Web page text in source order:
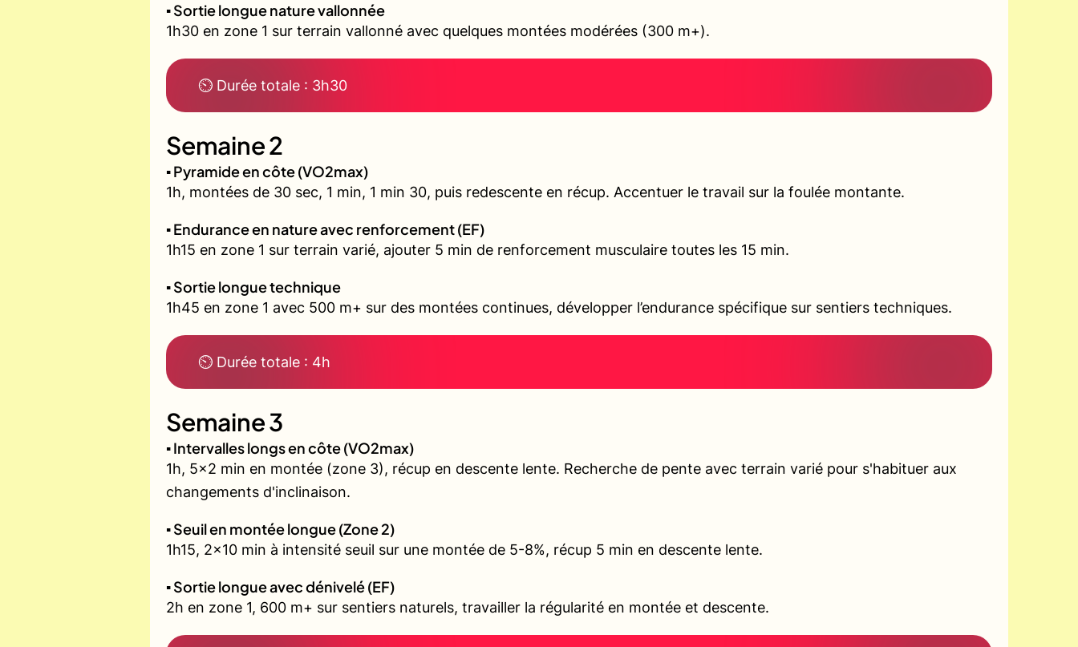
▪️ Sortie longue nature vallonnée
1h30 en zone 1 sur terrain vallonné avec quelques montées modérées (300 m+).
⏲ Durée totale : 3h30
Semaine 2
▪️ Pyramide en côte (VO2max)
1h, montées de 30 sec, 1 min, 1 min 30, puis redescente en récup. Accentuer le travail sur la foulée montante.
▪️ Endurance en nature avec renforcement (EF)
1h15 en zone 1 sur terrain varié, ajouter 5 min de renforcement musculaire toutes les 15 min.
▪️ Sortie longue technique
1h45 en zone 1 avec 500 m+ sur des montées continues, développer l’endurance spécifique sur sentiers techniques.
⏲ Durée totale : 4h
Semaine 3
▪️ Intervalles longs en côte (VO2max)
1h, 5x2 min en montée (zone 3), récup en descente lente. Recherche de pente avec terrain varié pour s'habituer aux
changements d'inclinaison.
▪️ Seuil en montée longue (Zone 2)
1h15, 2x10 min à intensité seuil sur une montée de 5-8%, récup 5 min en descente lente.
▪️ Sortie longue avec dénivelé (EF)
2h en zone 1, 600 m+ sur sentiers naturels, travailler la régularité en montée et descente.